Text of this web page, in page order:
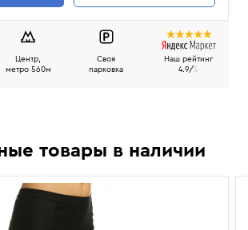
Центр,
метро 560м
Своя
парковка
Наш рейтинг
4.9/5
товары в наличии